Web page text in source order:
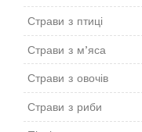
Страви з птиці
Страви з м’яса
Страви з овочів
Страви з риби